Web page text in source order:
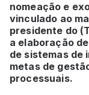
nomeação e
vinculado ao
presidente do
a elaboração
de sistemas de
metas de
processuais.